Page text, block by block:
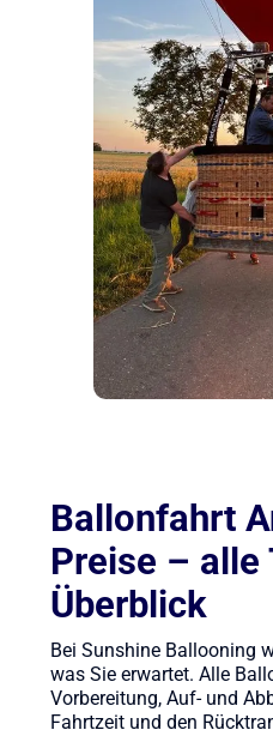
Ballonfahrt
Preise – alle
Überblick
Bei Sunshine Ballooning
was Sie erwartet. Alle
Vorbereitung, Auf- und
Fahrtzeit und den